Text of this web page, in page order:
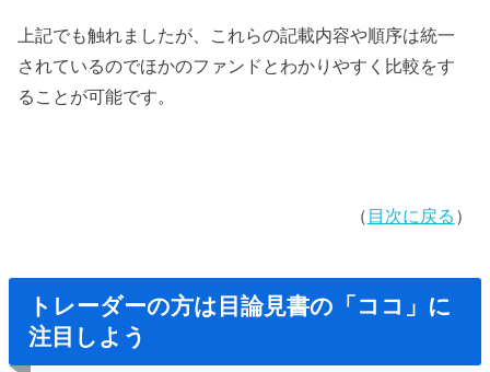
上記でも触れましたが、これらの記載内容や順序は統一
されているのでほかのファンドとわかりやすく比較をす
ることが可能です。
（ 目次に戻る ）
トレーダーの方は目論見書の「ココ」に
注目しよう